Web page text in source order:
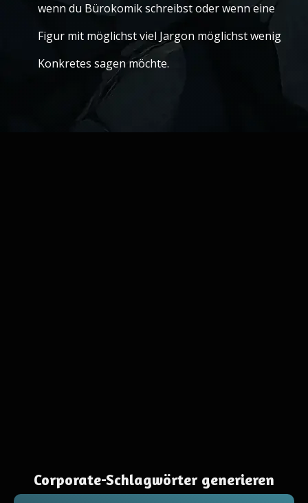
wenn du Bürokomik schreibst oder wenn eine
Figur mit möglichst viel Jargon möglichst wenig
Konkretes sagen möchte.
Corporate-Schlagwörter generieren